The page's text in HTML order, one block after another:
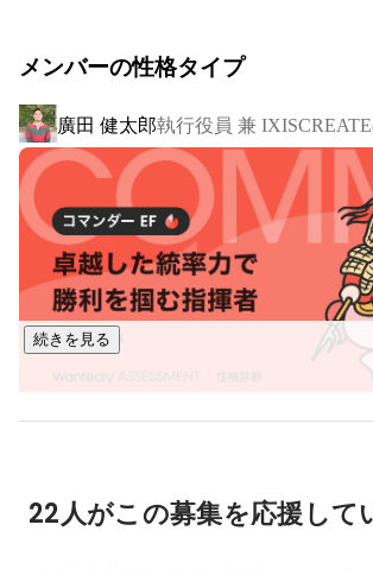
メンバーの性格タイプ
廣田 健太郎執行役員 兼
続きを見る
22人がこの募集を応援して